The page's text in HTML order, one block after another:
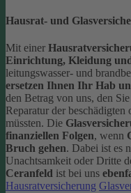
Hausrat- und
Mit einer
Einrichtung, Kleidung
leitungswasser- und
ersetzen Ihnen Ihr Hab
den Betrag von uns, den
Reparatur der beschädigten
müssten. Die
finanziellen Folgen, wenn
Bruch gehen. Dabei ist es
Unachtsamkeit oder Dritte
Ceranfeld ist bei uns
Hausratversicherung